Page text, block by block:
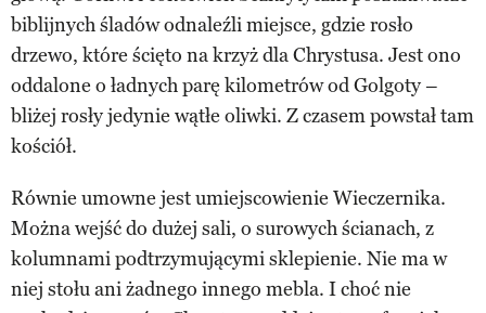
biblijnych śladów odnaleźli miejsce, gdzie rosło
drzewo, które ścięto na krzyż dla Chrystusa. Jest ono
oddalone o ładnych parę kilometrów od Golgoty –
bliżej rosły jedynie wątłe oliwki. Z czasem powstał tam
kościół.
Równie umowne jest umiejscowienie Wieczernika.
Można wejść do dużej sali, o surowych ścianach, z
kolumnami podtrzymującymi sklepienie. Nie ma w
niej stołu ani żadnego innego mebla. I choć nie